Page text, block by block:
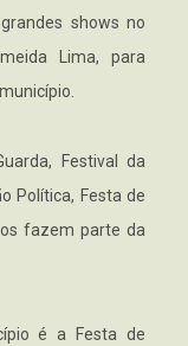
shows no
Lima, para
Festival da
Política, Festa de
fazem parte da
é a Festa de